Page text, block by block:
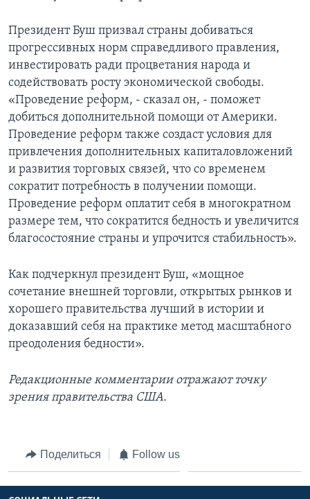
Президент Буш призвал страны добиваться
прогрессивных норм справедливого правления,
инвестировать ради процветания народа и
содействовать росту экономической свободы.
«Проведение реформ, - сказал он, - поможет
добиться дополнительной помощи от Америки.
Проведение реформ также создаст условия для
привлечения дополнительных капиталовложений
и развития торговых связей, что со временем
сократит потребность в получении помощи.
Проведение реформ оплатит себя в многократном
размере тем, что сократится бедность и увеличится
благосостояние страны и упрочится стабильность».
Как подчеркнул президент Буш, «мощное
сочетание внешней торговли, открытых рынков и
хорошего правительства лучший в истории и
доказавший себя на практике метод масштабного
преодоления бедности».
Редакционные комментарии отражают точку
зрения правительства США.
Поделиться Follow us